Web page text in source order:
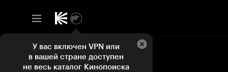
У вас включен VPN или
в вашей стране доступен
не весь каталог Кинопоиска